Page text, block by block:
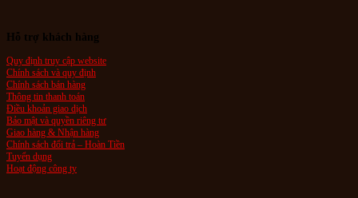
Hỗ trợ khách hàng
Quy định truy cập website
Chính sách và quy định
Chính sách bán hàng
Thông tin thanh toán
Điều khoản giao dịch
Bảo mật và quyền riêng tư
Giao hàng & Nhận hàng
Chính sách đổi trả – Hoàn Tiền
Tuyển dụng
Hoạt động công ty